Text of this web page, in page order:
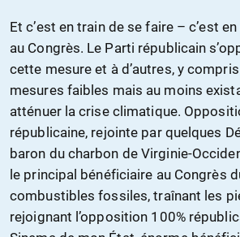
Et c’est en train de se faire – c’est
au Congrès. Le Parti républicain
cette mesure et à d’autres, y
mesures faibles mais au moins
atténuer la crise climatique.
républicaine, rejointe par quelques
baron du charbon de Virginie-
le principal bénéficiaire au Congrès
combustibles fossiles, traînant les
rejoignant l’opposition 100%